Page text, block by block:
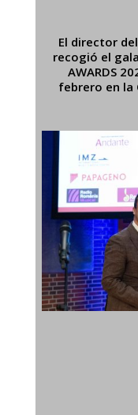
El director
recogió el
AWARDS
febrero en la